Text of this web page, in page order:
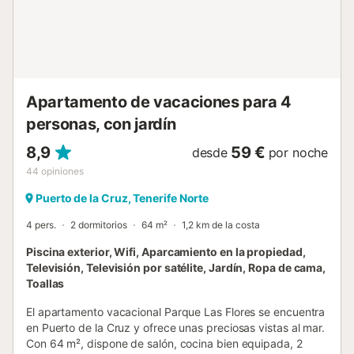
Apartamento de vacaciones para 4
personas, con jardín
8,9
44 opiniones
desde 59 € por noche
Puerto de la Cruz, Tenerife Norte
4 pers. 2 dormitorios 64 m² 1,2 km de la costa
Piscina exterior, Wifi, Aparcamiento en la propiedad,
Televisión, Televisión por satélite, Jardín, Ropa de cama,
Toallas
El apartamento vacacional Parque Las Flores se encuentra
en Puerto de la Cruz y ofrece unas preciosas vistas al mar.
Con 64 m², dispone de salón, cocina bien equipada, 2